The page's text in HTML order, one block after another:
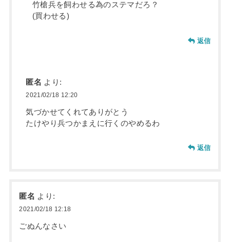
竹槍兵を飼わせる為のステマだろ？
(買わせる)
返信
匿名 より:
2021/02/18 12:20
気づかせてくれてありがとう
たけやり兵つかまえに行くのやめるわ
返信
匿名 より:
2021/02/18 12:18
ごぬんなさい